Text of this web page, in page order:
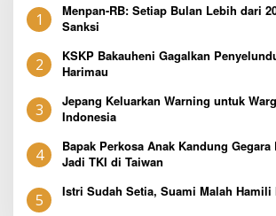
1
Menpan-RB: Setiap Bulan Lebih dari
Sanksi
2
KSKP Bakauheni Gagalkan
Harimau
3
Jepang Keluarkan Warning untuk
Indonesia
4
Bapak Perkosa Anak Kandung
Jadi TKI di Taiwan
5 Istri Sudah Setia, Suami Malah Hamili